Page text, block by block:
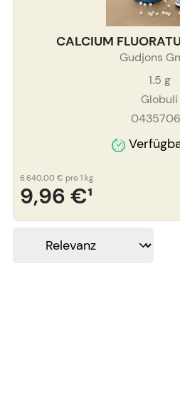
CALCIUM
Gudjons
1.5 g
Globuli
9,96 €¹
6.640,00 € pro 1 kg